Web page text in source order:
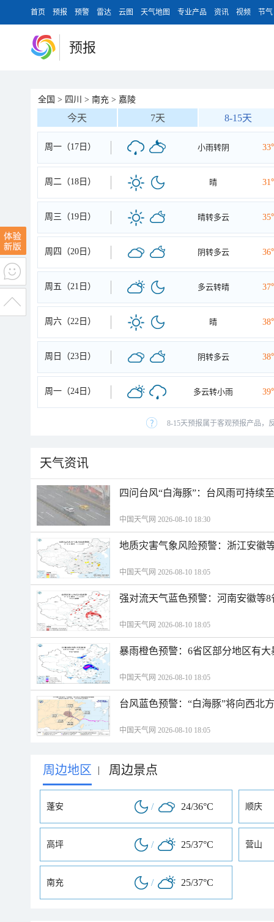
首页 预报 预警 雷达 云图 天气地图 专业产品 资讯 视频 节气
预报
全国 > 四川 > 南充 > 嘉陵
今天 7天 8-15天
周一（17日） 小雨转阴
周二（18日） 晴
周三（19日） 晴转多云
周四（20日） 阴转多云
周五（21日） 多云转晴
周六（22日） 晴
周日（23日） 阴转多云
周一（24日） 多云转小雨
8-15天预报属于客观预报产品，
天气资讯
四问台风“白海豚”：台风雨可持续
中国天气网 2026-08-10 18:30
地质灾害气象风险预警：浙江安徽
中国天气网 2026-08-10 18:05
强对流天气蓝色预警：河南安徽等
中国天气网 2026-08-10 18:05
暴雨橙色预警：6省区部分地区有
中国天气网 2026-08-10 18:05
台风蓝色预警：“白海豚”将向西北
中国天气网 2026-08-10 18:05
周边地区 | 周边景点
蓬安 / 24/36°C 顺庆
高坪 / 25/37°C 营山
南充 / 25/37°C